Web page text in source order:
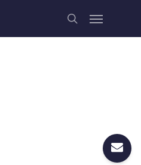
search
Menu